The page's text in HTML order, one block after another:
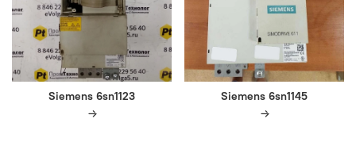
Siemens 6sn1123 Siemens 6sn1145